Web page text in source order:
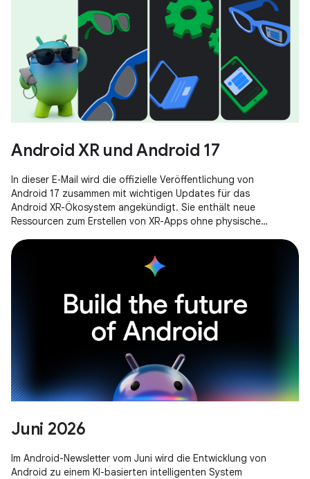
Android XR und Android 17
In dieser E‑Mail wird die offizielle Veröffentlichung von
Android 17 zusammen mit wichtigen Updates für das
Android XR-Ökosystem angekündigt. Sie enthält neue
Ressourcen zum Erstellen von XR-Apps ohne physische
Einladung zur Teilnahme am Android XR Developer Catalyst
Juni 2026
Im Android-Newsletter vom Juni wird die Entwicklung von
Android zu einem KI-basierten intelligenten System